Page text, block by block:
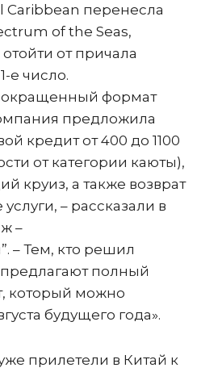
Caribbean перенесла
of the Seas,
от причала
е число.
формат
предложила
кредит от 400 до 1100
от категории каюты),
круиз, а также возврат
– рассказали в
–
– Тем, кто решил
предлагают полный
который можно
будущего года».
прилетели в Китай к